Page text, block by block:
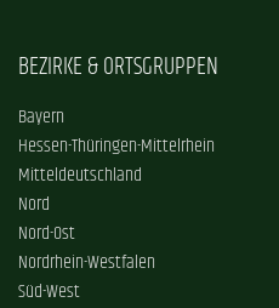
BEZIRKE & ORTSGRUPPEN
Bayern
Hessen-Thüringen-Mittelrhein
Mitteldeutschland
Nord
Nord-Ost
Nordrhein-Westfalen
Süd-West